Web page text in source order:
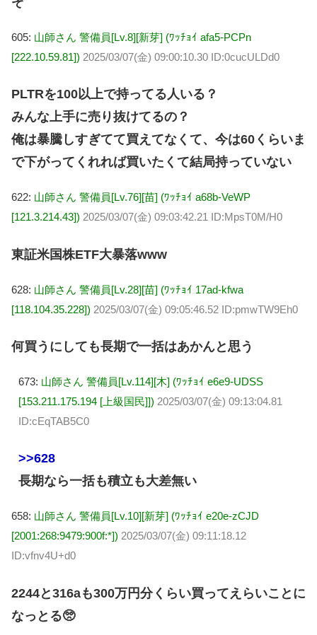
605: 山師さん 警備員[Lv.8][新芽] (ﾜｯﾁｮｲ afa5-PCPn
[222.10.59.81]) 2025/03/07(金) 09:00:10.30 ID:0cucULDd0
PLTRを100以上で持ってる人いる？
みんな上手に売り抜けてるの？
俺は暴騰しすぎてて買えてなくて、今は60くらいま
で下がってくれれば買いたくて結局持っていない
622: 山師さん 警備員[Lv.76][苗] (ﾜｯﾁｮｲ a68b-VeWP
[121.3.214.43]) 2025/03/07(金) 09:03:42.21 ID:MpsT0M/H0
東証米国株ETF大暴落www
628: 山師さん 警備員[Lv.28][苗] (ﾜｯﾁｮｲ 17ad-kfwa
[118.104.35.228]) 2025/03/07(金) 09:05:46.52 ID:pmwTW9Eh0
何買うにしても長期で一括はあかんと思う
673: 山師さん 警備員[Lv.114][木] (ﾜｯﾁｮｲ e6e9-UDSS
[153.211.175.194 [上級国民]]) 2025/03/07(金) 09:13:04.81
ID:cEqTAB5C0
>>628
長期なら一括も積立も大差無い
658: 山師さん 警備員[Lv.10][新芽] (ﾜｯﾁｮｲ e20e-zCJD
[2001:268:9479:900f:*]) 2025/03/07(金) 09:11:18.12
ID:vfnv4U+d0
2244と316aも300万円分くらい買ってえらいことに
なっとる🥺